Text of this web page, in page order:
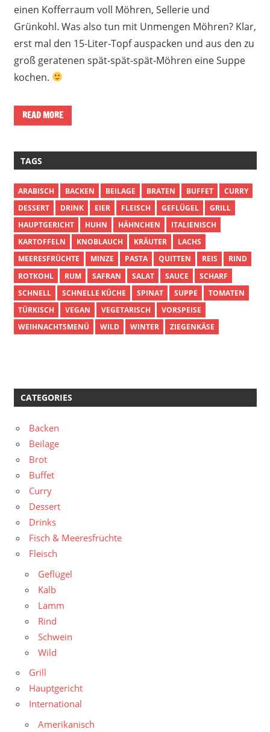
einen Kofferraum voll Möhren, Sellerie und
Grünkohl. Was also tun mit Unmengen Möhren? Klar,
erst mal den 15-Liter-Topf auspacken und aus den zu
groß geratenen spät-spät-spät-Möhren eine Suppe
kochen.
READ MORE
TAGS
ARABISCH BACKEN BEILAGE BRATEN BUFFET
CURRY
DESSERT
DRINK EIER FLEISCH GEFLÜGEL
GRILL
HAUPTGERICHT
HUHN HÄHNCHEN
ITALIENISCH
KARTOFFELN
KNOBLAUCH KRÄUTER
LACHS
MEERESFRÜCHTE
MINZE PASTA QUITTEN REIS
RIND
ROTKOHL
RUM SAFRAN SALAT SAUCE
SCHARF
SCHNELL
SCHNELLE KÜCHE SPINAT SUPPE
TOMATEN
TÜRKISCH
VEGAN VEGETARISCH
VORSPEISE
WEIHNACHTSMENÜ
WILD WINTER ZIEGENKÄSE
CATEGORIES
Backen
Beilage
Brot
Buffet
Curry
Dessert
Drinks
Fisch & Meeresfrüchte
Fleisch
Geflügel
Kalb
Lamm
Rind
Schwein
Wild
Grill
Hauptgericht
International
Amerikanisch